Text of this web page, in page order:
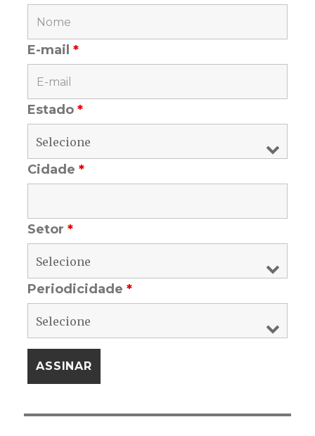
E-mail*
Estado*
Cidade*
Setor*
Periodicidade*